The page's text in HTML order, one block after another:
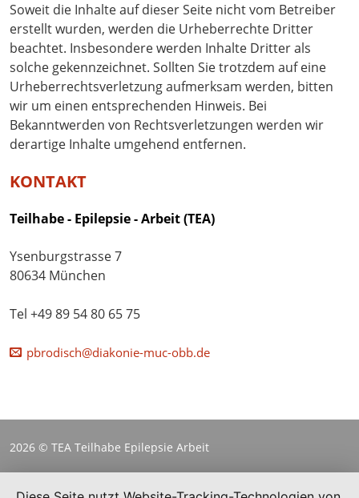
Soweit die Inhalte auf dieser Seite nicht vom Betreiber
erstellt wurden, werden die Urheberrechte Dritter
beachtet. Insbesondere werden Inhalte Dritter als
solche gekennzeichnet. Sollten Sie trotzdem auf eine
Urheberrechtsverletzung aufmerksam werden, bitten
wir um einen entsprechenden Hinweis. Bei
Bekanntwerden von Rechtsverletzungen werden wir
derartige Inhalte umgehend entfernen.
KONTAKT
Teilhabe - Epilepsie - Arbeit (TEA)
Ysenburgstrasse 7
80634 München
Tel +49 89 54 80 65 75
pbrodisch@diakonie-muc-obb.de
2026 © TEA Teilhabe Epilepsie Arbeit